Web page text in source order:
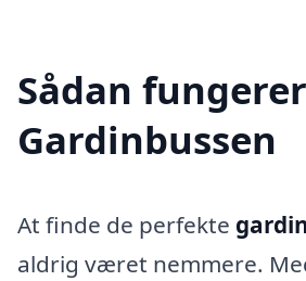
Sådan fungerer
Gardinbussen
At finde de perfekte
aldrig været nemmere.